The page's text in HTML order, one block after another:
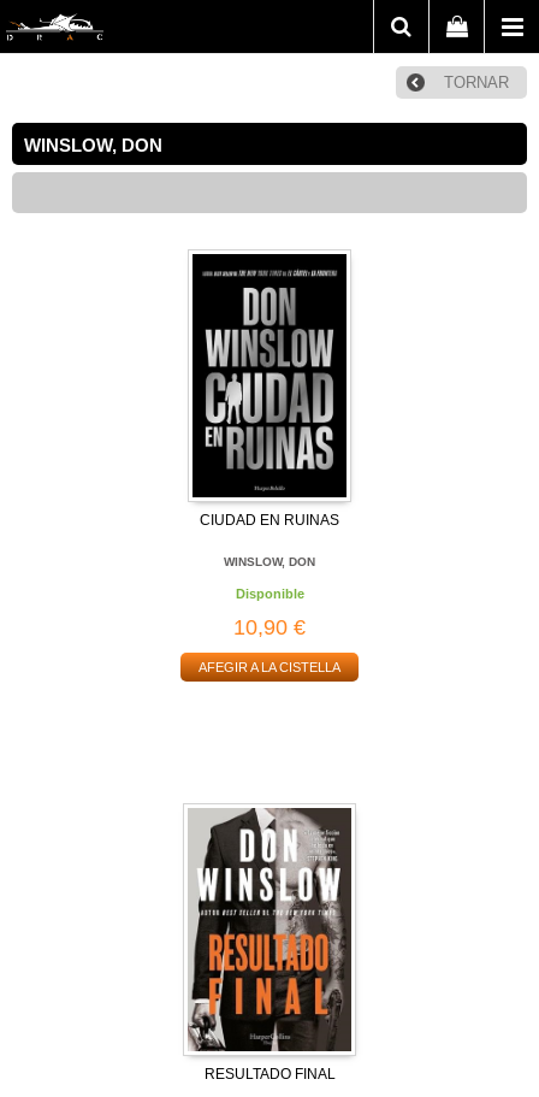
TORNAR
WINSLOW, DON
CIUDAD EN RUINAS
WINSLOW, DON
Disponible
10,90 €
AFEGIR A LA CISTELLA
RESULTADO FINAL